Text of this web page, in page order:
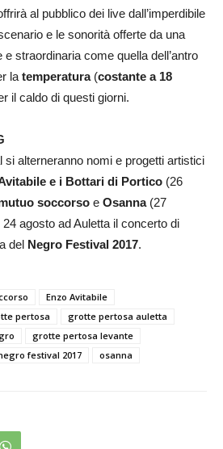
al pubblico dei live dall’imperdibile
e le sonorità offerte da una
straordinaria come quella dell’antro
la temperatura(costante a 18
il caldo di questi giorni.
si alterneranno nomi e progetti artistici
e i Bottari di Portico (26
soccorso e Osanna(27
agosto ad Auletta il concerto di
del Negro Festival 2017.
Enzo Avitabile
pertosa
grotte pertosa auletta
grotte pertosa levante
festival 2017 osanna